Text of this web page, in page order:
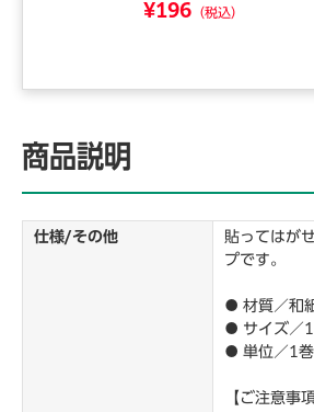
¥196 （税込）
商品説明
仕様/その他
貼ってはが
プです。
● 材質／和
● サイズ／
● 単位／1
【ご注意事項